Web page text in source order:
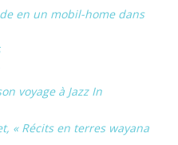
en un mobil-home dans
voyage à Jazz In
« Récits en terres wayana